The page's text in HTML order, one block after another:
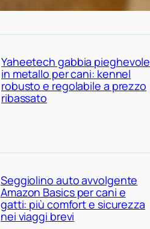
Yaheetech gabbia pieghevole
in metallo per cani: kennel
robusto e regolabile a prezzo
ribassato
Seggiolino auto avvolgente
Amazon Basics per cani e
gatti: più comfort e sicurezza
nei viaggi brevi